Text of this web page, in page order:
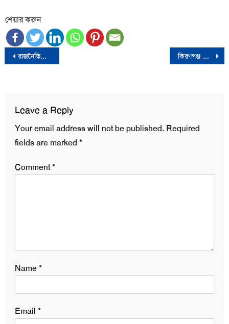
শেয়ার করুন
Post
রাজনৈতিক দলের ভেতরে গণতন্ত্র চর্চায় যেসব সুপারিশ সংস্কার কমিশনের কিরণগঞ্জ সীমান্তে উত্তেজনা: ভারতীয়দের ছোড়া পাথরে ৫ বাংলাদেশি আহত
Leave a Reply
Your email address will not be published. Required
fields are marked *
Comment*
Name*
Email *